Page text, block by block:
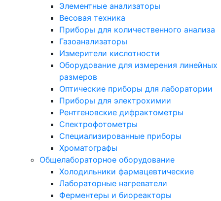
Элементные анализаторы
Весовая техника
Приборы для количественного анализа
Газоанализаторы
Измерители кислотности
Оборудование для измерения линейных
размеров
Оптические приборы для лаборатории
Приборы для электрохимии
Рентгеновские дифрактометры
Спектрофотометры
Специализированные приборы
Хроматографы
Общелабораторное оборудование
Холодильники фармацевтические
Лабораторные нагреватели
Ферментеры и биореакторы